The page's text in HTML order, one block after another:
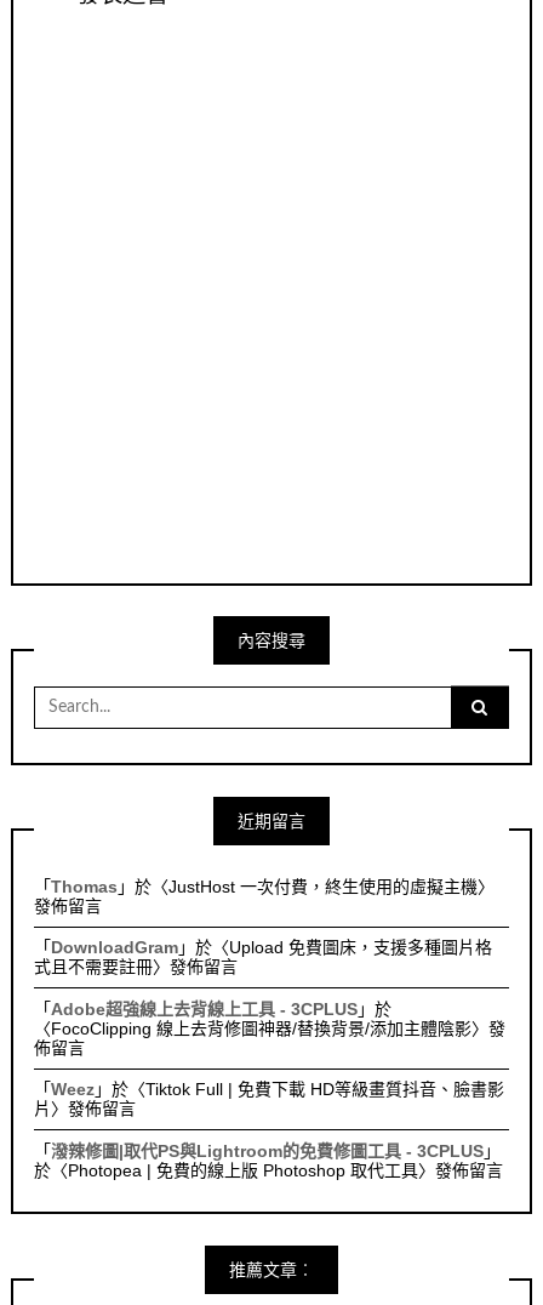
內容搜尋
Search
for:
近期留言
「Thomas 」於〈JustHost 一次付費，終生使用的虛擬主機〉
發佈留言
「 DownloadGram」於〈Upload 免費圖床，支援多種圖片格
式且不需要註冊〉發佈留言
「 Adobe超強線上去背線上工具 - 3CPLUS」於
〈FocoClipping 線上去背修圖神器/替換背景/添加主體陰影〉發
佈留言
「Weez」於〈Tiktok Full | 免費下載 HD等級畫質抖音、臉書影
片 〉發佈留言
「潑辣修圖|取代PS與Lightroom的免費修圖工具 - 3CPLUS」
於〈Photopea | 免費的線上版 Photoshop 取代工具〉發佈留言
推薦文章︰